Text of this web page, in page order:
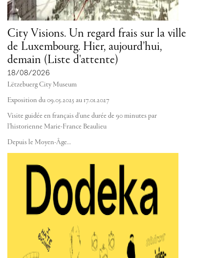
City Visions. Un regard frais sur la ville
de Luxembourg. Hier, aujourd’hui,
demain (Liste d'attente)
18/08/2026
Lëtzebuerg City Museum
Exposition du 09.05.2025 au 17.01.2027
Visite guidée en français d'une durée de 90 minutes par
l'historienne Marie-France Beaulieu
Depuis le Moyen-Âge…